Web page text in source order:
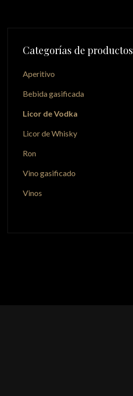
Categorías de productos
Aperitivo
Bebida gasificada
Licor de Vodka
Licor de Whisky
Ron
Vino gasificado
Vinos